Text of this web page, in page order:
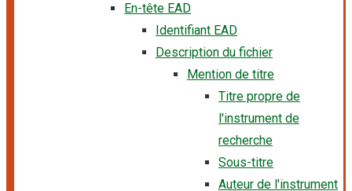
En-tête EAD
Identifiant EAD
Description du fichier
Mention de titre
Titre propre de
l'instrument de
recherche
Sous-titre
Auteur de l'instrument